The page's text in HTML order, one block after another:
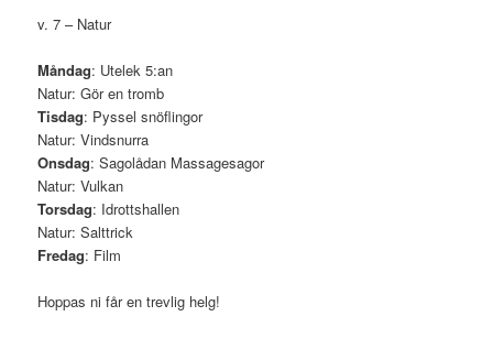
v. 7 – Natur
Måndag: Utelek 5:an
Natur: Gör en tromb
Tisdag: Pyssel snöflingor
Natur: Vindsnurra
Onsdag: Sagolådan Massagesagor
Natur: Vulkan
Torsdag: Idrottshallen
Natur: Salttrick
Fredag: Film
Hoppas ni får en trevlig helg!